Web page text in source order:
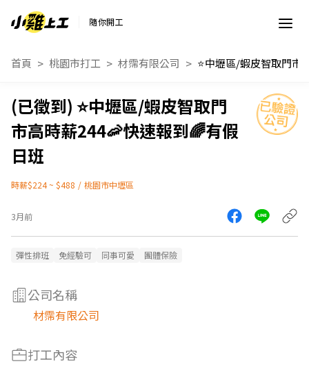
隨你開工
首頁 桃園市打工 材霈有限公司
⭐中壢區/蝦皮智取門
市高時薪244🦐快速報到🌈有假
日班
時薪$224 ~ $488 / 桃園市中壢區
3月前
彈性排班 免經驗可 同事可愛 團體保險
公司名稱
材霈有限公司
打工內容